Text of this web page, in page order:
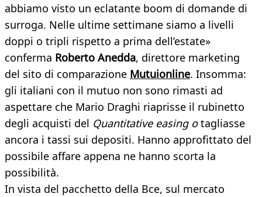
abbiamo visto un eclatante boom di domande di
surroga. Nelle ultime settimane siamo a livelli
doppi o tripli rispetto a prima dell’estate»
conferma Roberto Anedda, direttore marketing
del sito di comparazione Mutuionline. Insomma:
gli italiani con il mutuo non sono rimasti ad
aspettare che Mario Draghi riaprisse il rubinetto
degli acquisti del Quantitative easing otagliasse
ancora i tassi sui depositi. Hanno approfittato del
possibile affare appena ne hanno scorta la
possibilità.
In vista del pacchetto della Bce, sul mercato